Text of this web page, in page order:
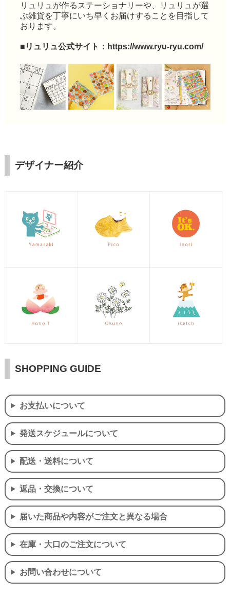
リュリュが作るステーショナリーや、リュリュが選
ぶ雑貨を丁寧にいち早くお届けすることを目指して
おります。
■リュリュ公式サイト： https://www.ryu-ryu.com/
デザイナー紹介
SHOPPING GUIDE
お支払いについて
発送スケジュールについて
配送・送料について
返品・交換について
届いた商品や内容がご注文と異なる場合
在庫・大口のご注文について
お問い合わせについて